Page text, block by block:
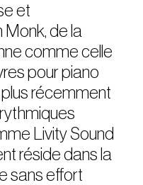
et
de la
comme celle
pour piano
récemment
Livity Sound
réside dans la
sans effort